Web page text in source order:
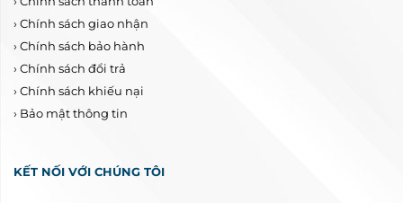
› Chính sách giao nhận
› Chính sách bảo hành
› Chính sách đổi trả
› Chính sách khiếu nại
› Bảo mật thông tin
KẾT NỐI VỚI CHÚNG TÔI